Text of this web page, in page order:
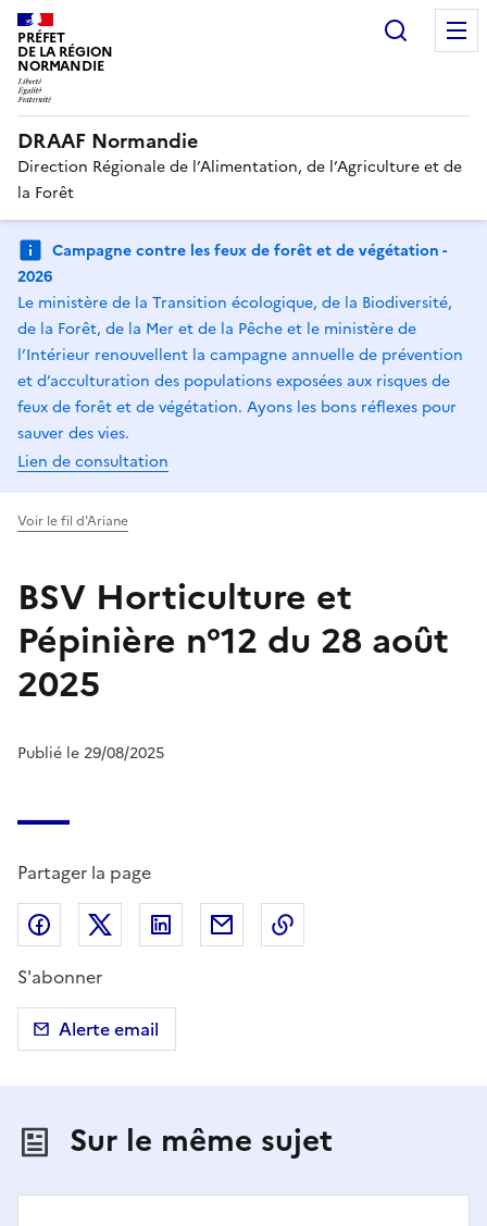
PRÉFET
DE LA RÉGION
NORMANDIE
DRAAF Normandie
Direction Régionale de l’Alimentation, de l’Agriculture et de
la Forêt
Campagne contre les feux de forêt et de végétation -
2026
Le ministère de la Transition écologique, de la Biodiversité,
de la Forêt, de la Mer et de la Pêche et le ministère de
l’Intérieur renouvellent la campagne annuelle de prévention
et d’acculturation des populations exposées aux risques de
feux de forêt et de végétation. Ayons les bons réflexes pour
sauver des vies.
Lien de consultation
Voir le fil d'Ariane
BSV Horticulture et
Pépinière n°12 du 28 août
2025
Publié le 29/08/2025
Partager la page
Partager sur Facebook
Partager sur X (anciennement Twitter)
Partager sur LinkedIn
Partager par email
S'abonner
Alerte email
Sur le même sujet